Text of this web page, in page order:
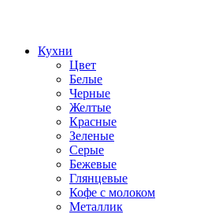
Кухни
Цвет
Белые
Черные
Желтые
Красные
Зеленые
Серые
Бежевые
Глянцевые
Кофе с молоком
Металлик